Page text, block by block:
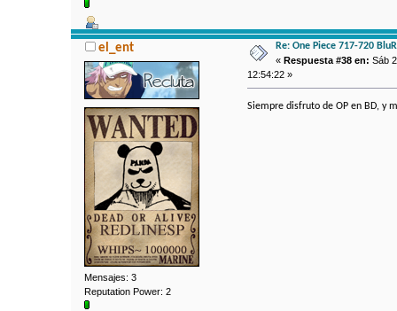
el_ent
Mensajes: 3
Reputation Power: 2
Re: One Piece 717-720
«Respuesta #38 en: Sáb
12:54:22 »
Siempre disfruto de OP en BD, y